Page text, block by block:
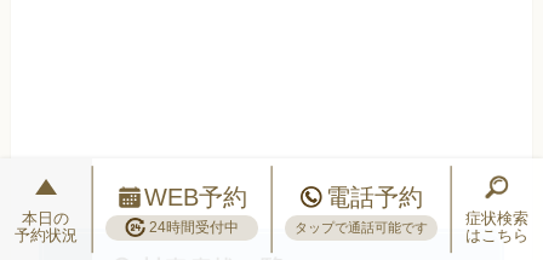
本日の
予約状況
WEB予約
24時間受付中
電話予約
タップで通話可能です
症状検索
はこちら